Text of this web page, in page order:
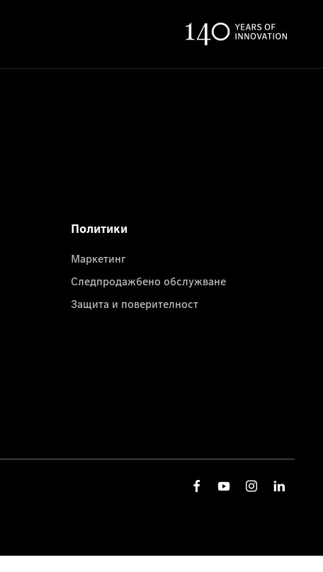
Политики
Маркетинг
Следпродажбено обслужване
Защита и поверителност